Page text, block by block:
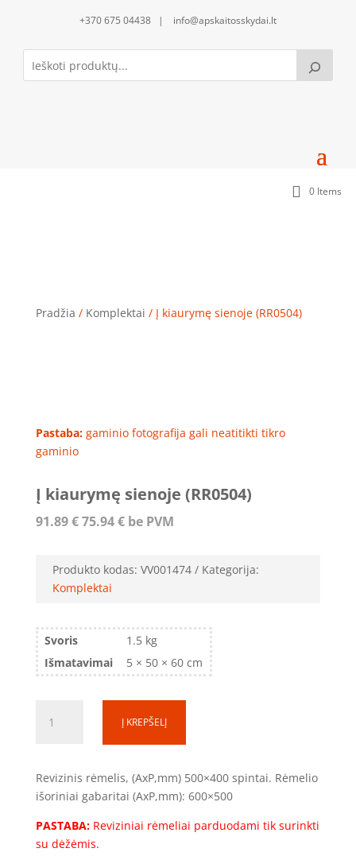
+370 675 04438 | info@apskaitosskydai.lt
0 Items
Pradžia / Komplektai / Į kiaurymę sienoje (RR0504)
Pastaba:gaminio fotografija gali neatitikti tikro
gaminio
Į kiaurymę sienoje (RR0504)
91.89€75.94€be PVM
Produkto kodas: VV001474
Kategorija:
Komplektai
Svoris
1.5 kg
Išmatavimai
5 × 50 × 60 cm
kiekis:
sienoje
(RR0504)
Į KREPŠELĮ
Revizinis rėmelis, (AxP,mm) 500×400 spintai. Rėmelio
išoriniai gabaritai (AxP,mm): 600×500
PASTABA:Reviziniai rėmeliai parduodami tik surinkti
su dėžėmis.